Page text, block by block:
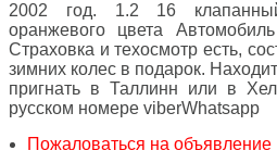
2002 год. 1.2 16
оранжевого цвета
Страховка и техосмотр есть,
зимних колес в подарок.
пригнать в Таллинн или в
русском номере viberWhatsapp
Пожаловаться на объявление